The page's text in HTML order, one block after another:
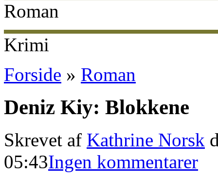
Roman
Krimi
Forside » Roman
Deniz Kiy: Blokkene
Skrevet af Kathrine Norsk
05:43Ingen kommentarer